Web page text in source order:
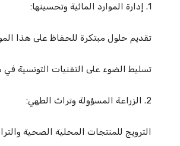
1. إدارة الموارد المائية وتحسينها:
تقديم حلول مبتكرة للحفاظ على هذا
تسليط الضوء على التقنيات التونسية في
2. الزراعة المسؤولة وتراث الطهي:
الترويج للمنتجات المحلية الصحية